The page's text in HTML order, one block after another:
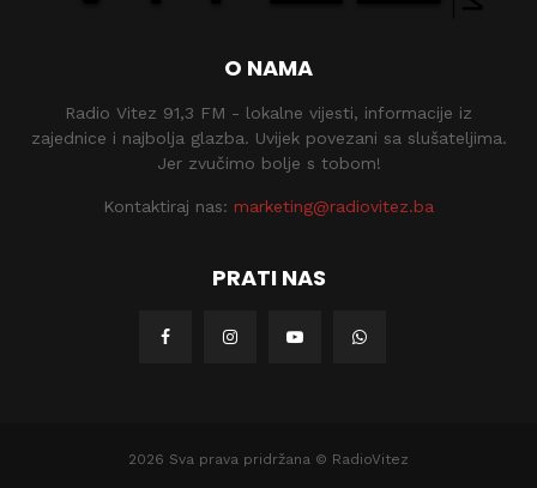
O NAMA
Radio Vitez 91,3 FM - lokalne vijesti, informacije iz
zajednice i najbolja glazba. Uvijek povezani sa slušateljima.
Jer zvučimo bolje s tobom!
Kontaktiraj nas: marketing@radiovitez.ba
PRATI NAS
2026 Sva prava pridržana © RadioVitez